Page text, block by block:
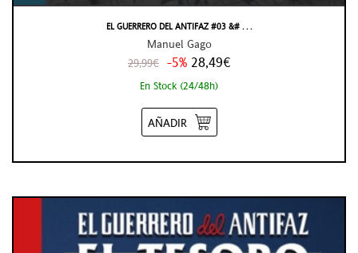
EL GUERRERO DEL ANTIFAZ #03 &# . . .
Manuel Gago
29,99€ -5% 28,49€
En Stock (24/48h)
AÑADIR